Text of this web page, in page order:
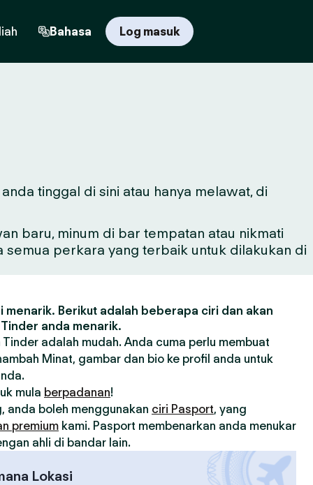
Bahasa Log masuk
tinggal di sini atau hanya melawat, di
baru, minum di bar tempatan atau nikmati
perkara yang terbaik untuk dilakukan di
Berikut adalah beberapa ciri dan akan
anda menarik.
adalah mudah. Anda cuma perlu membuat
Minat, gambar dan bio ke profil anda untuk
mula berpadanan!
anda boleh menggunakan ciri Pasport, yang
premium kami. Pasport membenarkan anda menukar
ahli di bandar lain.
Lokasi